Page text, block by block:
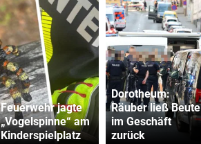
Feuerwehr jagte
„Vogelspinne“ am
Kinderspielplatz
Dorotheum:
Räuber ließ Beute
im Geschäft
zurück